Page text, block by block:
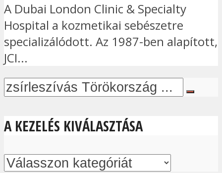
A Dubai London Clinic & Specialty
Hospital a kozmetikai sebészetre
specializálódott. Az 1987-ben alapított,
JCI...
A KEZELÉS KIVÁLASZTÁSA